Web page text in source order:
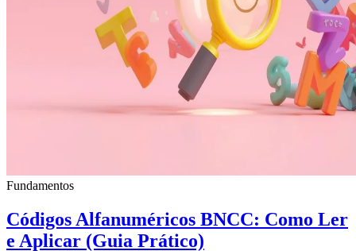
Fundamentos
Códigos Alfanuméricos BNCC: Como Ler
e Aplicar (Guia Prático)